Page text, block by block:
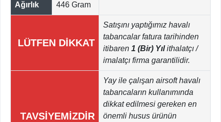
Ağırlık 446 Gram
LÜTFEN DİKKAT
Satışını yaptığımız havalı
tabancalar fatura tarihinden
itibaren 1 (Bir) Yılithalatçı /
imalatçı firma garantilidir.
TAVSİYEMİZDİR
Yay ile çalışan airsoft havalı
tabancaların kullanımında
dikkat edilmesi gereken en
önemli husus ürünün